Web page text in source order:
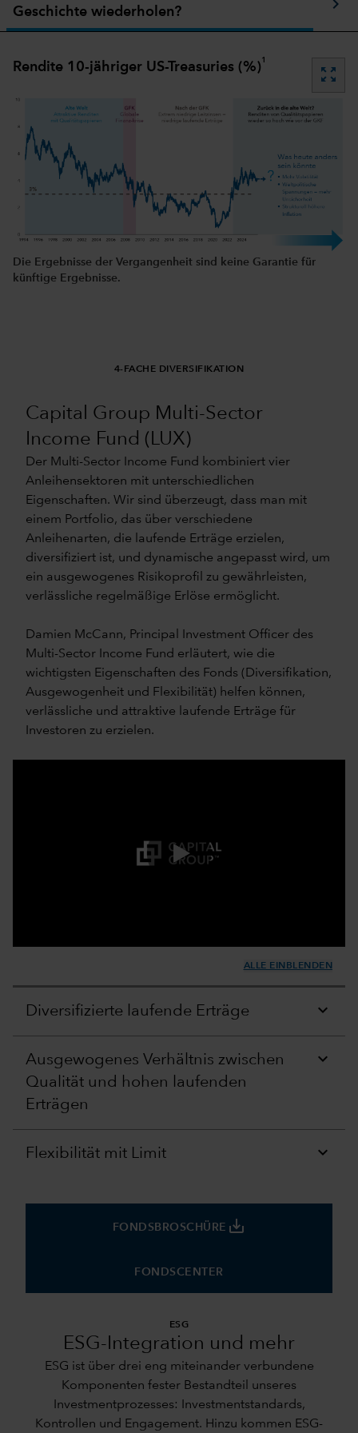
Geschichte wiederholen?
chevron_right
Rendite 10-jähriger US-Treasuries (%)
1
zoom_out_map
Die Ergebnisse der Vergangenheit sind keine Garantie für
künftige Ergebnisse.
4-FACHE DIVERSIFIKATION
Capital Group Multi-Sector
Income Fund (LUX)
Der Multi-Sector Income Fund kombiniert vier
Anleihensektoren mit unterschiedlichen
Eigenschaften. Wir sind überzeugt, dass man mit
einem Portfolio, das über verschiedene
Anleihenarten, die laufende Erträge erzielen,
diversifiziert ist, und dynamische angepasst wird, um
ein ausgewogenes Risikoprofil zu gewährleisten,
verlässliche regelmäßige Erlöse ermöglicht.
Damien McCann, Principal Investment Officer des
Multi-Sector Income Fund erläutert, wie die
wichtigsten Eigenschaften des Fonds (Diversifikation,
Ausgewogenheit und Flexibilität) helfen können,
verlässliche und attraktive laufende Erträge für
Investoren zu erzielen.
ALLE EINBLENDEN
Diversifizierte laufende Erträge
Ausgewogenes Verhältnis zwischen
Qualität und hohen laufenden
Erträgen
Flexibilität mit Limit
FONDSBROSCHÜRE save_alt
FONDSCENTER
ESG
ESG-Integration und mehr
ESG ist über drei eng miteinander verbundene
Komponenten fester Bestandteil unseres
Investmentprozesses: Investmentstandards,
Kontrollen und Engagement. Hinzu kommen ESG-